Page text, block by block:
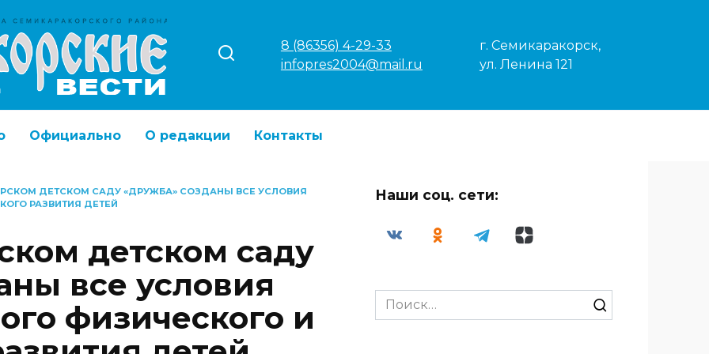
8 (86356) 4-29-33
infopres2004@mail.ru
г. Семикаракорск,
ул. Ленина 121
Официально О редакции Контакты
ДЕТСКОМ САДУ «ДРУЖБА» СОЗДАНЫ ВСЕ УСЛОВИЯ
РАЗВИТИЯ ДЕТЕЙ
детском саду
все условия
физического и
Наши соц. сети:
Search
for: